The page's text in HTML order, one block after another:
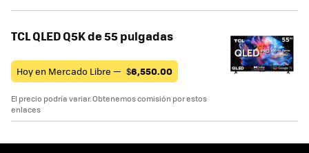
TCL QLED Q5K de 55 pulgadas
Hoy en Mercado Libre — $6,550.00
El precio podría variar. Obtenemos comisión por estos
enlaces